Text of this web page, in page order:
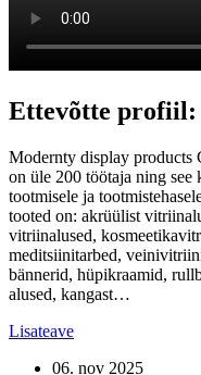
Ettevõtte profiil:
Modernty display products
on üle 200 töötaja ning see
tootmisele ja
tooted on: akrüülist
vitriinalused,
meditsiinitarbed,
bännerid, hüpikraamid,
alused, kangast…
Lisateave
06. nov 2025